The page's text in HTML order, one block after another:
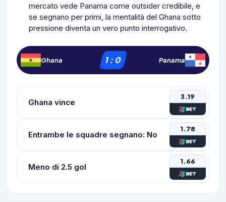
mercato vede Panama come outsider credibile, e
se segnano per primi, la mentalità del Ghana sotto
pressione diventa un vero punto interrogativo.
Ghana 1:0 Panama
Ghana vince
3.19
Entrambe le squadre segnano: No
1.78
Meno di 2.5 gol
1.66